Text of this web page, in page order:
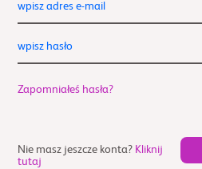
wpisz adres e-mail
wpisz hasło
Zapomniałeś hasła?
Nie masz jeszcze konta? Kliknij
tutaj